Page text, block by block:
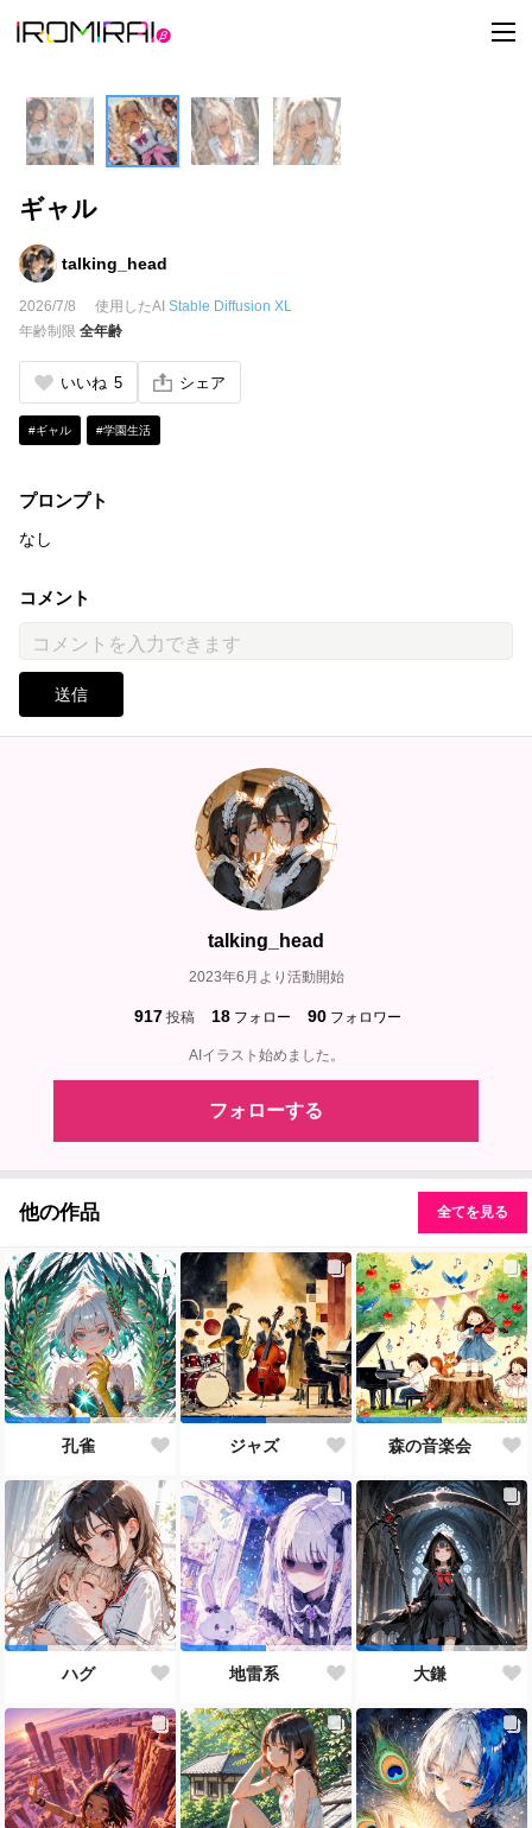
t
o
ギャル
talking_head
2026/7/8 使用したAI Stable Diffusion XL
年齢制限 全年齢
いいね 5 シェア
#ギャル #学園生活
プロンプト
なし
コメント
送信
talking_head
2023年6月より活動開始
917 投稿 18 フォロー 90 フォロワー
AIイラスト始めました。
フォローする
他の作品 全てを見る
孔雀 ジャズ 森の音楽会
ハグ 地雷系 大鎌